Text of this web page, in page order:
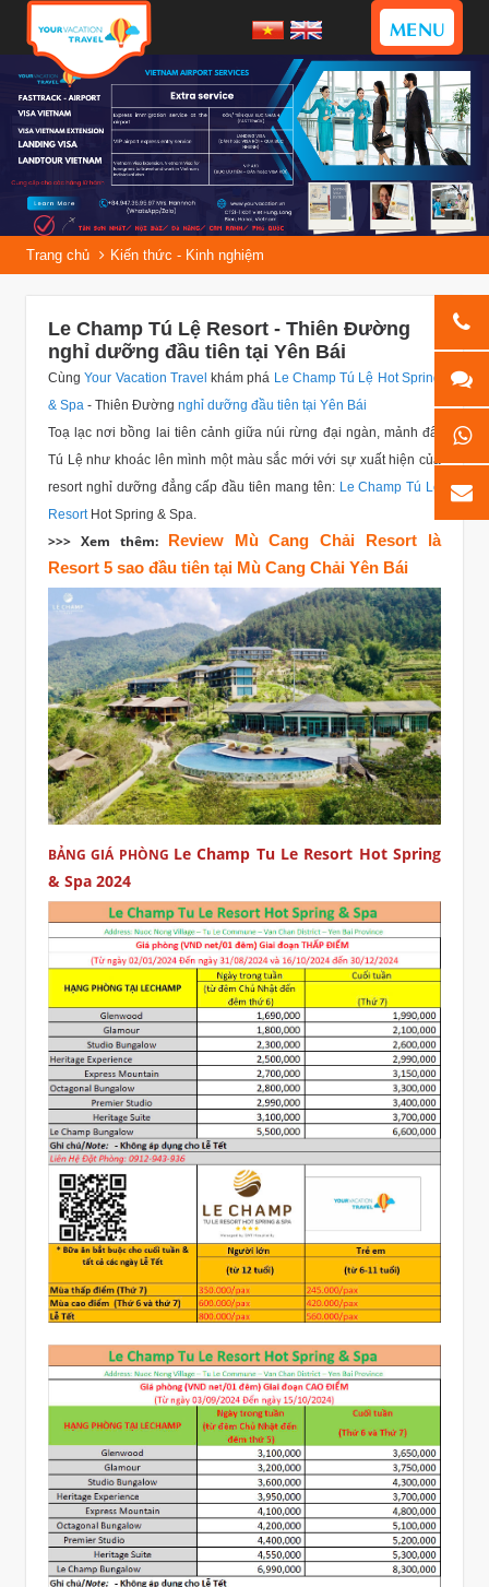
MENU
Trang chủ Kiến thức - Kinh nghiệm
Le Champ Tú Lệ Resort - Thiên Đường
nghỉ dưỡng đầu tiên tại Yên Bái
CùngYour Vacation Travelkhám phá Le Champ Tú Lệ Hot Spring
& Spa - Thiên Đường nghỉ dưỡng đầu tiên tại Yên Bái
Toạ lạc nơi bồng lai tiên cảnh giữa núi rừng đại ngàn, mảnh đất
Tú Lệ như khoác lên mình một màu sắc mới với sự xuất hiện của
resort nghỉ dưỡng đẳng cấp đầu tiên mang tên: Le Champ Tú Lệ
Resort Hot Spring & Spa.
>>> Xem thêm: Review Mù Cang Chải Resort là
Resort 5 sao đầu tiên tại Mù Cang Chải Yên Bái
BẢNG GIÁ PHÒNG Le Champ Tu Le Resort Hot Spring
& Spa 2024